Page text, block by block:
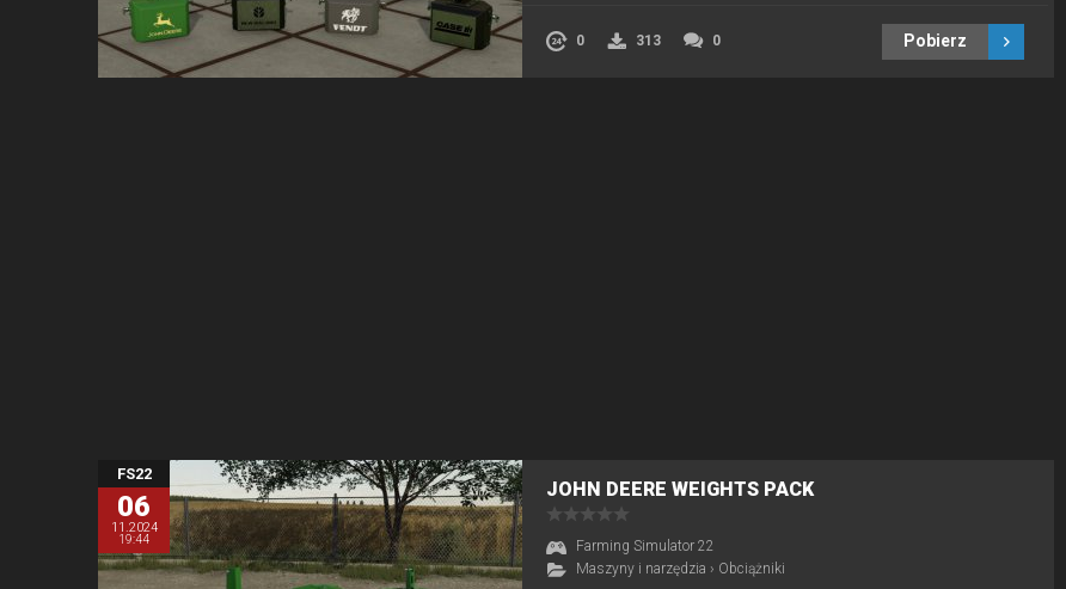
0 313 0 Pobierz
FS22
06
11.2024
19:44
JOHN DEERE WEIGHTS PACK
Farming Simulator 22
Maszyny i narzędzia › Obciążniki